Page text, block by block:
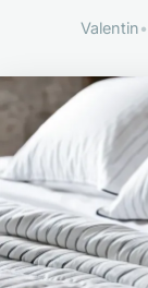
Valentin•